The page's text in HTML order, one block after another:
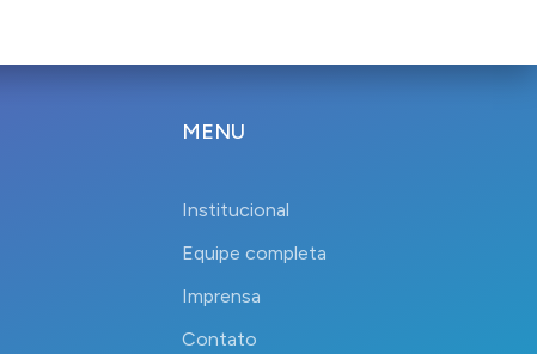
MENU
Institucional
Equipe completa
Imprensa
Contato